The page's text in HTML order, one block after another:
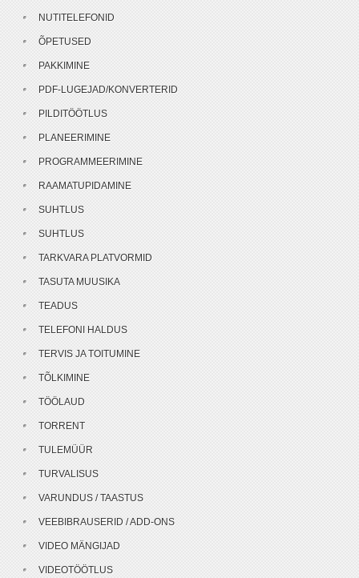
NUTITELEFONID
ÕPETUSED
PAKKIMINE
PDF-LUGEJAD/KONVERTERID
PILDITÖÖTLUS
PLANEERIMINE
PROGRAMMEERIMINE
RAAMATUPIDAMINE
SUHTLUS
SUHTLUS
TARKVARA PLATVORMID
TASUTA MUUSIKA
TEADUS
TELEFONI HALDUS
TERVIS JA TOITUMINE
TÕLKIMINE
TÖÖLAUD
TORRENT
TULEMÜÜR
TURVALISUS
VARUNDUS / TAASTUS
VEEBIBRAUSERID / ADD-ONS
VIDEO MÄNGIJAD
VIDEOTÖÖTLUS